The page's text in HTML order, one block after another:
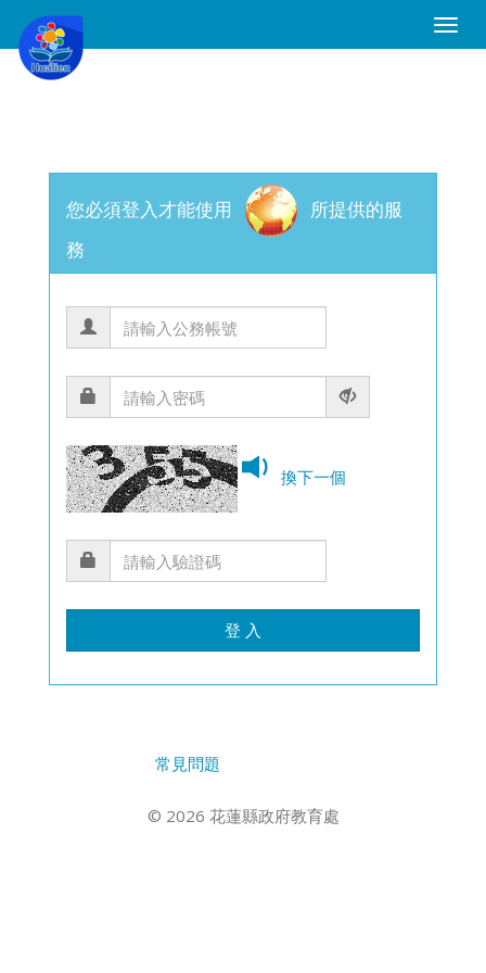
Toggle
您必須登入才能使用
所提供的服
務
換下一個
登 入
常見問題
© 2026 花蓮縣政府教育處